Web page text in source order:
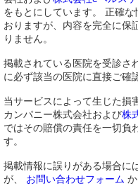
をもとにしています。 正確な
おりますが、内容を完全に保
りません。
掲載されている医院を受診さ
に必ず該当の医院に直接ご確
当サービスによって生じた損
カンパニー株式会社および株
ではその賠償の責任を一切負
す。
掲載情報に誤りがある場合に
が、
お問い合わせフォーム